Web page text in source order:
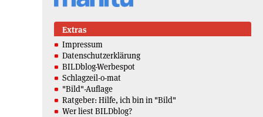
Extras
Impressum
Datenschutzerklärung
BILDblog-Werbespot
Schlagzeil-o-mat
"Bild"-Auflage
Ratgeber: Hilfe, ich bin in "Bild"
Wer liest BILDblog?